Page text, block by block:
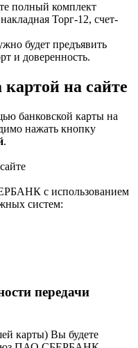
полный комплект
Торг-12, счет-
будет предъявить
и доверенность.
на сайте
банковской карты на
нажать кнопку
.
с использованием
систем:
передачи
карты) Вы будете